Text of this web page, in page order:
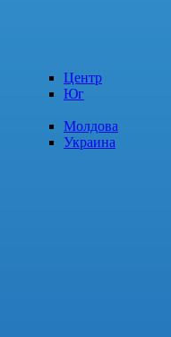
Центр
Юг
Молдова
Украина